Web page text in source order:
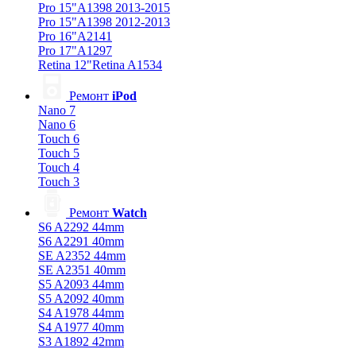
Pro 15"A1398 2013-2015
Pro 15"A1398 2012-2013
Pro 16"A2141
Pro 17"A1297
Retina 12"Retina A1534
Ремонт iPod
Nano 7
Nano 6
Touch 6
Touch 5
Touch 4
Touch 3
Ремонт Watch
S6 A2292 44mm
S6 A2291 40mm
SE A2352 44mm
SE A2351 40mm
S5 A2093 44mm
S5 A2092 40mm
S4 A1978 44mm
S4 A1977 40mm
S3 A1892 42mm